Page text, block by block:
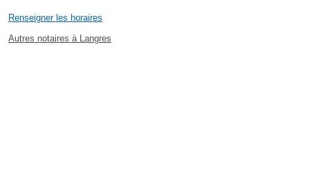
Renseigner les horaires
Autres notaires à Langres